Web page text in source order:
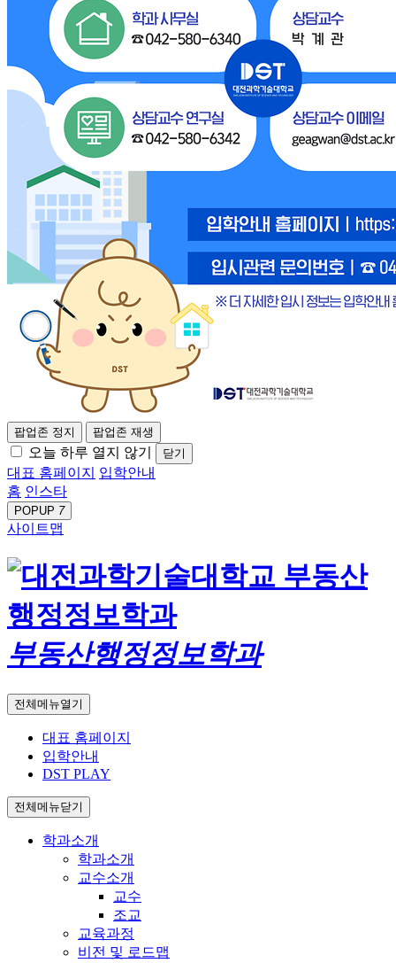
팝업존 정지 팝업존 재생
오늘 하루 열지 않기 닫기
대표 홈페이지
입학안내
홈 인스타
POPUP 7
사이트맵
부동산행정정보학과
전체메뉴열기
대표 홈페이지
입학안내
DST PLAY
전체메뉴닫기
학과소개
학과소개
교수소개
교수
조교
교육과정
비전 및 로드맵